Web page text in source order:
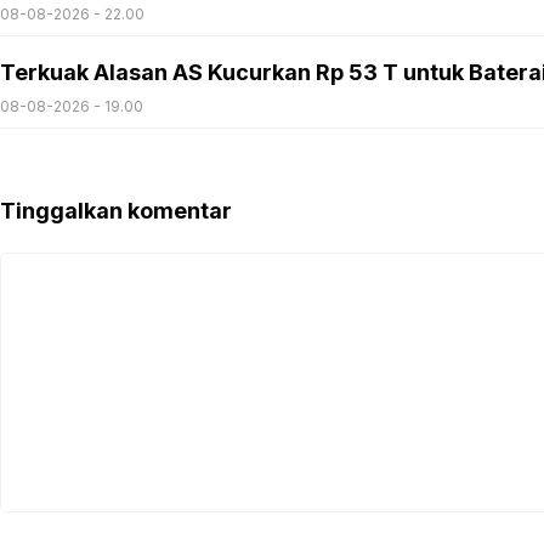
08-08-2026 - 22.00
Terkuak Alasan AS Kucurkan Rp 53 T untuk
08-08-2026 - 19.00
Tinggalkan komentar